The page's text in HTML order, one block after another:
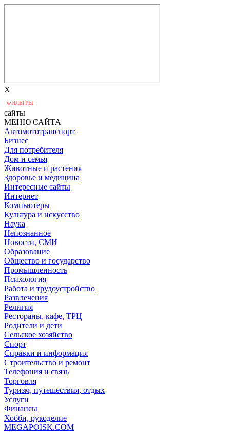
X
ФИЛЬТРЫ:
сайты
МЕНЮ САЙТА
Автомототранспорт
Бизнес
Для потребителя
Дом и семья
Животные и растения
Здоровье и медицина
Интересные сайты
Интернет
Компьютеры
Культура и искусство
Наука
Непознанное
Новости, СМИ
Образование
Общество и государство
Промышленность
Психология
Работа и трудоустройство
Развлечения
Религия
Рестораны, кафе, ТРЦ
Родители и дети
Сельское хозяйство
Спорт
Справки и информация
Строительство и ремонт
Телефония и связь
Торговля
Туризм, путешествия, отдых
Услуги
Финансы
Хобби, рукоделие
MEGAPOISK.COM